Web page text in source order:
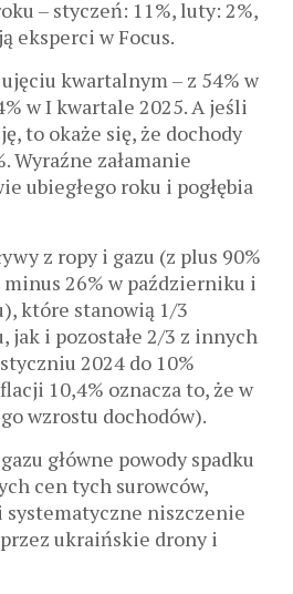
– styczeń: 11%, luty: 2%,
eksperci w Focus.
kwartalnym – z 54% w
w I kwartale 2025. A jeśli
to okaże się, że dochody
Wyraźne załamanie
ubiegłego roku i pogłębia
z ropy i gazu (z plus 90%
26% w październiku i
które stanowią 1/3
jak i pozostałe 2/3 z innych
2024 do 10%
10,4% oznacza to, że w
wzrostu dochodów).
główne powody spadku
cen tych surowców,
systematyczne niszczenie
ukraińskie drony i